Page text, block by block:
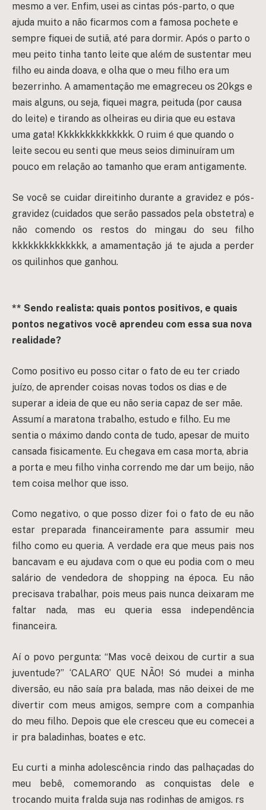
mesmo a ver. Enfim, usei as cintas pós-parto, o que
ajuda muito a não ficarmos com a famosa pochete e
sempre fiquei de sutiã, até para dormir. Após o parto o
meu peito tinha tanto leite que além de sustentar meu
filho eu ainda doava, e olha que o meu filho era um
bezerrinho. A amamentação me emagreceu os 20kgs e
mais alguns, ou seja, fiquei magra, peituda (por causa
do leite) e tirando as olheiras eu diria que eu estava
uma gata! Kkkkkkkkkkkkkk. O ruim é que quando o
leite secou eu senti que meus seios diminuíram um
pouco em relação ao tamanho que eram antigamente.
Se você se cuidar direitinho durante a gravidez e pós-
gravidez (cuidados que serão passados pela obstetra) e
não comendo os restos do mingau do seu filho
kkkkkkkkkkkkkk, a amamentação já te ajuda a perder
os quilinhos que ganhou.
** Sendo realista: quais pontos positivos, e quais
pontos negativos você aprendeu com essa sua nova
realidade?
Como positivo eu posso citar o fato de eu ter criado
juízo, de aprender coisas novas todos os dias e de
superar a ideia de que eu não seria capaz de ser mãe.
Assumí a maratona trabalho, estudo e filho. Eu me
sentia o máximo dando conta de tudo, apesar de muito
cansada fisicamente. Eu chegava em casa morta, abria
a porta e meu filho vinha correndo me dar um beijo, não
tem coisa melhor que isso.
Como negativo, o que posso dizer foi o fato de eu não
estar preparada financeiramente para assumir meu
filho como eu queria. A verdade era que meus pais nos
bancavam e eu ajudava com o que eu podia com o meu
salário de vendedora de shopping na época. Eu não
precisava trabalhar, pois meus pais nunca deixaram me
faltar nada, mas eu queria essa independência
financeira.
Aí o povo pergunta: “Mas você deixou de curtir a sua
juventude?” ‘CALARO’ QUE NÃO! Só mudei a minha
diversão, eu não saía pra balada, mas não deixei de me
divertir com meus amigos, sempre com a companhia
do meu filho. Depois que ele cresceu que eu comecei a
ir pra baladinhas, boates e etc.
Eu curti a minha adolescência rindo das palhaçadas do
meu bebê, comemorando as conquistas dele e
trocando muita fralda suja nas rodinhas de amigos. rs